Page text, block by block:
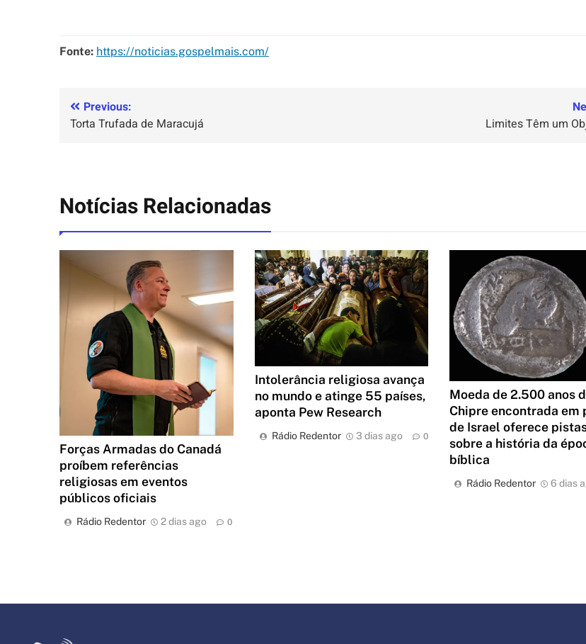
Fonte: https://noticias.gospelmais.com/
Previous:
Torta Trufada de Maracujá
Limites Têm um
Notícias Relacionadas
Forças Armadas do Canadá
proíbem referências
religiosas em eventos
públicos oficiais
Rádio Redentor 2 dias ago 0
Intolerância religiosa avança
no mundo e atinge 55 países,
aponta Pew Research
Rádio Redentor 3 dias ago 0
Moeda de 2.500 anos
Chipre encontrada em
de Israel oferece
sobre a história da
bíblica
Rádio Redentor 6 dias